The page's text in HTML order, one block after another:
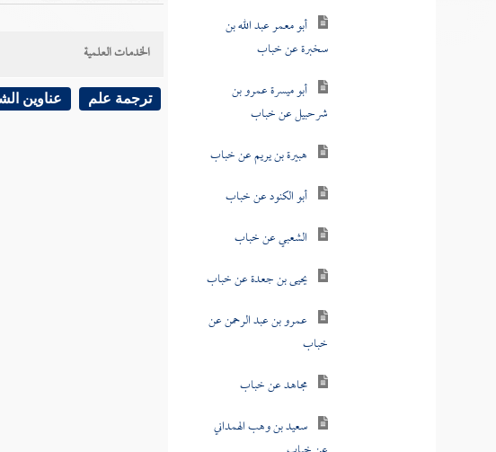
أبو معمر عبد الله بن
سخبرة عن خباب
أبو ميسرة عمرو بن
شرحبيل عن خباب
هبيرة بن يريم عن خباب
أبو الكنود عن خباب
الشعبي عن خباب
يحيى بن جعدة عن خباب
عمرو بن عبد الرحمن عن
خباب
مجاهد عن خباب
سعيد بن وهب الهمداني
الخدمات العلمية
ترجمة علم عناوين